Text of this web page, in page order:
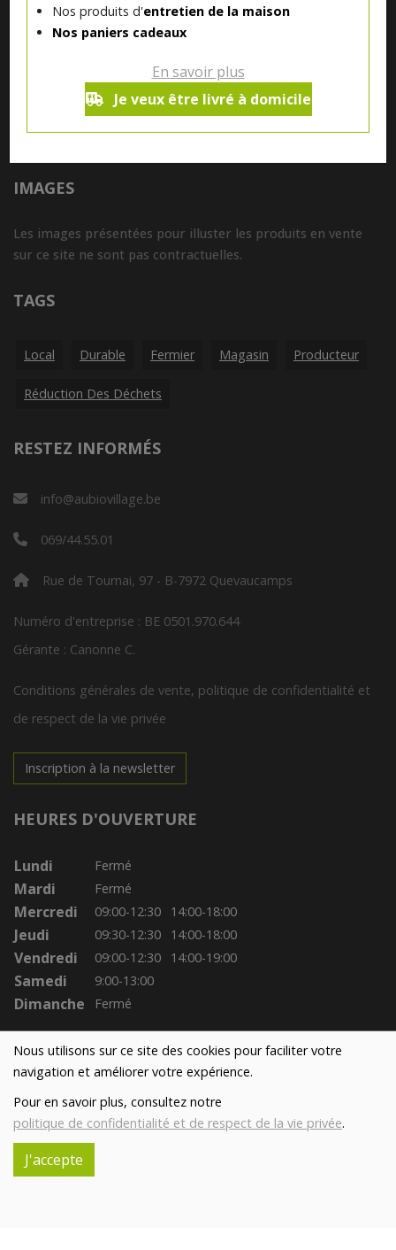
Nous utilisons sur ce site des cookies pour faciliter votre
navigation et améliorer votre expérience.
Pour en savoir plus, consultez notre
politique de confidentialité et de respect de la vie privée.
J'accepte
Nos produits d'entretien de la maison
Nos paniers cadeaux
En savoir plus
Je veux être livré à domicile
INFORMATIONS ALLERGÈNES
Tous nos produits sont susceptibles de contenir des
allergènes. Si vous souhaitez avoir de plus amples
informations sur ceux-ci, vous pouvez nous contacter par e-
IMAGES
Les images présentées pour illuster les produits en vente
sur ce site ne sont pas contractuelles.
TAGS
Local Durable Fermier Magasin Producteur
Réduction Des Déchets
RESTEZ INFORMÉS
info@aubiovillage.be
069/44.55.01
Rue de Tournai, 97 - B-7972 Quevaucamps
Numéro d'entreprise : BE 0501.970.644
Gérante : Canonne C.
Conditions générales de vente, politique de confidentialité et
de respect de la vie privée
Inscription à la newsletter
HEURES D'OUVERTURE
Lundi Fermé
Mardi Fermé
Mercredi 09:00-12:30 14:00-18:00
Jeudi 09:30-12:30 14:00-18:00
Vendredi 09:00-12:30 14:00-19:00
Samedi 9:00-13:00
Dimanche Fermé